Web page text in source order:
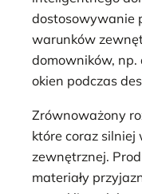
dostosowywanie
warunków
domowników,
okien podczas
Zrównoważony
które coraz silniej
zewnętrznej.
materiały